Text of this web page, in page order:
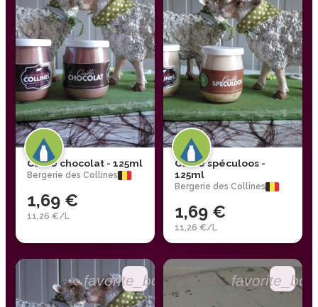
Caillé chocolat - 125ml
Bergerie des Collines
1,69 €
11,26 €/L
Caillé spéculoos -
125ml
Bergerie des Collines
1,69 €
11,26 €/L
favorite_border